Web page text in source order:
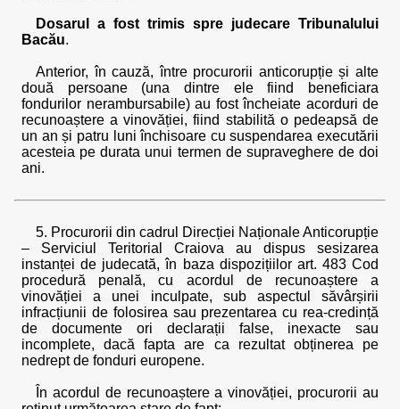
Dosarul a fost trimis spre judecare Tribunalului
Bacău.
Anterior, în cauză, între procurorii anticorupție și alte
două persoane (una dintre ele fiind beneficiara
fondurilor nerambursabile) au fost încheiate acorduri de
recunoaștere a vinovăției, fiind stabilită o pedeapsă de
un an și patru luni închisoare cu suspendarea executării
acesteia pe durata unui termen de supraveghere de doi
ani.
5. Procurorii din cadrul Direcției Naționale Anticorupție
– Serviciul Teritorial Craiova au dispus sesizarea
instanței de judecată, în baza dispozițiilor art. 483 Cod
procedură penală, cu acordul de recunoaștere a
vinovăției a unei inculpate, sub aspectul săvârșirii
infracțiunii de folosirea sau prezentarea cu rea-credință
de documente ori declarații false, inexacte sau
incomplete, dacă fapta are ca rezultat obținerea pe
nedrept de fonduri europene.
În acordul de recunoaștere a vinovăției, procurorii au